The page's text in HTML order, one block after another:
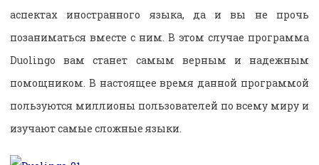
аспектах иностранного языка, да и вы не прочь
позаниматься вместе с ним. В этом случае программа
Duolingo вам станет самым верным и надежным
помощником. В настоящее время данной программой
пользуются миллионы пользователей по всему миру и
изучают самые сложные языки.